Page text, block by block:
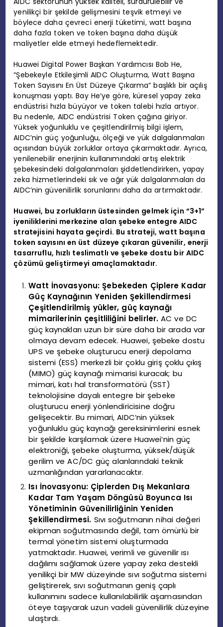
yenilikçi bir şekilde gelişmesini teşvik etmeyi ve
böylece daha çevreci enerji tüketimi, watt başına
daha fazla token ve token başına daha düşük
maliyetler elde etmeyi hedeflemektedir.
Huawei Digital Power Başkan Yardımcısı Bob He,
“Şebekeyle Etkileşimli AIDC Oluşturma, Watt Başına
Token Sayısını En Üst Düzeye Çıkarma” başlıklı bir açılış
konuşması yaptı. Bay He’ye göre, küresel yapay zeka
endüstrisi hızla büyüyor ve token talebi hızla artıyor.
Bu nedenle, AIDC endüstrisi Token çağına giriyor.
Yüksek yoğunluklu ve çeşitlendirilmiş bilgi işlem,
AIDC’nin güç yoğunluğu, ölçeği ve yük dalgalanmaları
açısından büyük zorluklar ortaya çıkarmaktadır. Ayrıca,
yenilenebilir enerjinin kullanımındaki artış elektrik
şebekesindeki dalgalanmaları şiddetlendirirken, yapay
zeka hizmetlerindeki sık ve ağır yük dalgalanmaları da
AIDC’nin güvenilirlik sorunlarını daha da artırmaktadır.
Huawei, bu zorlukların üstesinden gelmek için “3+1”
iyeniliklerini merkezine alan şebeke entegre AIDC
stratejisini hayata geçirdi. Bu strateji, watt başına
token sayısını en üst düzeye çıkaran güvenilir, enerji
tasarruflu, hızlı teslimatlı ve şebeke dostu bir AIDC
çözümü geliştirmeyi amaçlamaktadır.
Watt İnovasyonu: Şebekeden Çiplere Kadar
Güç Kaynağının Yeniden Şekillendirmesi
Çeşitlendirilmiş yükler, güç kaynağı
mimarilerinin çeşitliliğini belirler.AC ve DC
güç kaynakları uzun bir süre daha bir arada var
olmaya devam edecek. Huawei, şebeke dostu
UPS ve şebeke oluşturucu enerji depolama
sistemi (ESS) merkezli bir çoklu giriş çoklu çıkış
(MIMO) güç kaynağı mimarisi kuracak; bu
mimari, katı hal transformatörü (SST)
teknolojisine dayalı entegre bir şebeke
oluşturucu enerji yönlendiricisine doğru
gelişecektir. Bu mimari, AIDC’nin yüksek
yoğunluklu güç kaynağı gereksinimlerini esnek
bir şekilde karşılamak üzere Huawei’nin güç
elektroniği, şebeke oluşturma, yüksek/düşük
gerilim ve AC/DC güç alanlarındaki teknik
uzmanlığından yararlanacaktır.
Isı İnovasyonu: Çiplerden Dış Mekanlara
Kadar Tam Yaşam Döngüsü Boyunca Isı
Yönetiminin Güvenilirliğinin Yeniden
Şekillendirmesi. Sıvı soğutmanın nihai değeri
ekipman soğutmasında değil, tam ömürlü bir
termal yönetim sistemi oluşturmada
yatmaktadır. Huawei, verimli ve güvenilir ısı
dağılımı sağlamak üzere yapay zeka destekli
yenilikçi bir MW düzeyinde sıvı soğutma sistemi
geliştirerek, sıvı soğutmanın geniş çaplı
kullanımını sadece kullanılabilirlik aşamasından
öteye taşıyarak uzun vadeli güvenilirlik düzeyine
ulaştırdı.